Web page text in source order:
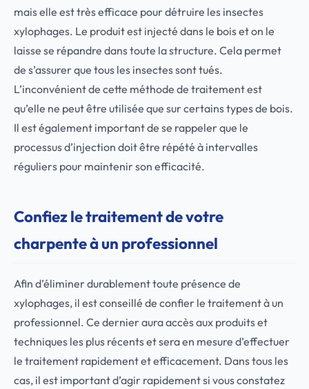
mais elle est très efficace pour détruire les insectes
xylophages. Le produit est injecté dans le bois et on le
laisse se répandre dans toute la structure. Cela permet
de s’assurer que tous les insectes sont tués.
L’inconvénient de cette méthode de traitement est
qu’elle ne peut être utilisée que sur certains types de bois.
Il est également important de se rappeler que le
processus d’injection doit être répété à intervalles
réguliers pour maintenir son efficacité.
Confiez le traitement de votre
charpente à un professionnel
Afin d’éliminer durablement toute présence de
xylophages, il est conseillé de confier le traitement à un
professionnel. Ce dernier aura accès aux produits et
techniques les plus récents et sera en mesure d’effectuer
le traitement rapidement et efficacement. Dans tous les
cas, il est important d’agir rapidement si vous constatez